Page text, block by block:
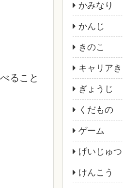
べること
かみなり
かんじ
きのこ
キャリアき
ぎょうじ
くだもの
ゲーム
げいじゅつ
けんこう